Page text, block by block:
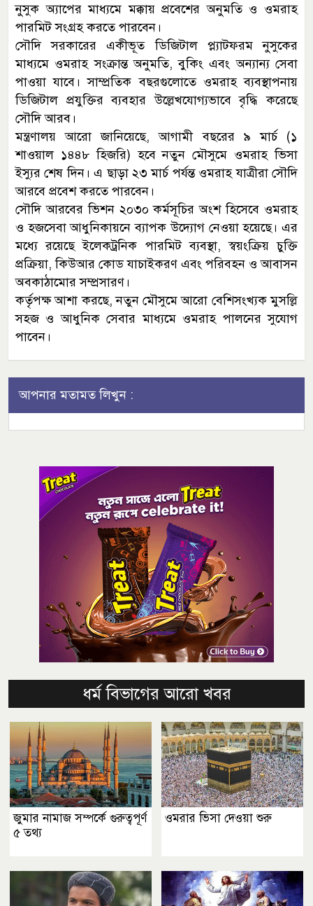
নুসুক অ্যাপের মাধ্যমে মক্কায় প্রবেশের অনুমতি ও ওমরাহ
পারমিট সংগ্রহ করতে পারবেন।
সৌদি সরকারের একীভূত ডিজিটাল প্ল্যাটফরম নুসুকের
মাধ্যমে ওমরাহ সংক্রান্ত অনুমতি, বুকিং এবং অন্যান্য সেবা
পাওয়া যাবে। সাম্প্রতিক বছরগুলোতে ওমরাহ ব্যবস্থাপনায়
ডিজিটাল প্রযুক্তির ব্যবহার উল্লেখযোগ্যভাবে বৃদ্ধি করেছে
সৌদি আরব।
মন্ত্রণালয় আরো জানিয়েছে, আগামী বছরের ৯ মার্চ (১
শাওয়াল ১৪৪৮ হিজরি) হবে নতুন মৌসুমে ওমরাহ ভিসা
ইস্যুর শেষ দিন। এ ছাড়া ২৩ মার্চ পর্যন্ত ওমরাহ যাত্রীরা সৌদি
আরবে প্রবেশ করতে পারবেন।
সৌদি আরবের ভিশন ২০৩০ কর্মসূচির অংশ হিসেবে ওমরাহ
ও হজসেবা আধুনিকায়নে ব্যাপক উদ্যোগ নেওয়া হয়েছে। এর
মধ্যে রয়েছে ইলেকট্রনিক পারমিট ব্যবস্থা, স্বয়ংক্রিয় চুক্তি
প্রক্রিয়া, কিউআর কোড যাচাইকরণ এবং পরিবহন ও আবাসন
অবকাঠামোর সম্প্রসারণ।
কর্তৃপক্ষ আশা করছে, নতুন মৌসুমে আরো বেশিসংখ্যক মুসল্লি
সহজ ও আধুনিক সেবার মাধ্যমে ওমরাহ পালনের সুযোগ
পাবেন।
আপনার মতামত লিখুন :
ধর্ম বিভাগের আরো খবর
জুমার নামাজ সম্পর্কে গুরুত্বপূর্ণ
৫ তথ্য
ওমরার ভিসা দেওয়া শুরু